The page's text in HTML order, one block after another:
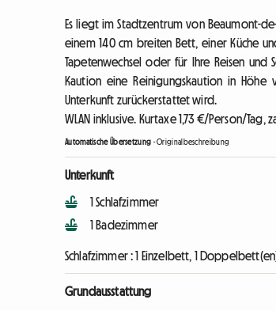
Es liegt im Stadtzentrum von Beaumont-
einem 140 cm breiten Bett, einer Küche
Tapetenwechsel oder für Ihre Reisen
Kaution eine Reinigungskaution in
Unterkunft zurückerstattet wird.
WLAN inklusive. Kurtaxe 1,73 €/Person/Tag,
Automatische Übersetzung -Originalbeschreibung
Unterkunft
1 Schlafzimmer
1 Badezimmer
Schlafzimmer :1 Einzelbett, 1
Grundausstattung